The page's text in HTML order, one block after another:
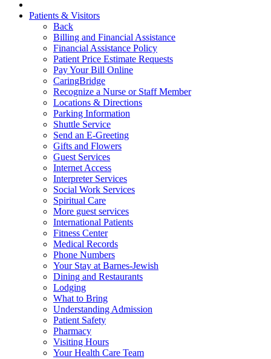
Patients & Visitors
Back
Billing and Financial Assistance
Financial Assistance Policy
Patient Price Estimate Requests
Pay Your Bill Online
CaringBridge
Recognize a Nurse or Staff Member
Locations & Directions
Parking Information
Shuttle Service
Send an E-Greeting
Gifts and Flowers
Guest Services
Internet Access
Interpreter Services
Social Work Services
Spiritual Care
More guest services
International Patients
Fitness Center
Medical Records
Phone Numbers
Your Stay at Barnes-Jewish
Dining and Restaurants
Lodging
What to Bring
Understanding Admission
Patient Safety
Pharmacy
Visiting Hours
Your Health Care Team